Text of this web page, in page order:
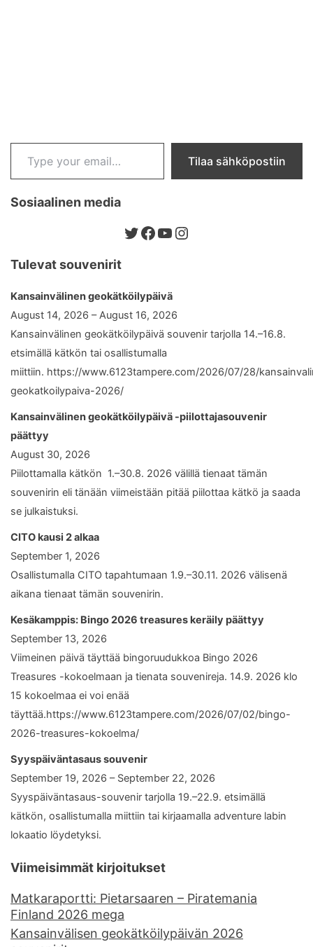
Type your email…
Tilaa sähköpostiin
Sosiaalinen media
Twitter
Facebook
YouTube
Instagram
Tulevat souvenirit
Kansainvälinen geokätköilypäivä
August 14, 2026 – August 16, 2026
Kansainvälinen geokätköilypäivä souvenir tarjolla 14.–16.8.
etsimällä kätkön tai osallistumalla
miittiin. https://www.6123tampere.com/2026/07/28/
geokatkoilypaiva-2026/
Kansainvälinen geokätköilypäivä -piilottajasouvenir
päättyy
August 30, 2026
Piilottamalla kätkön 1.–30.8. 2026 välillä tienaat tämän
souvenirin eli tänään viimeistään pitää piilottaa kätkö ja saada
se julkaistuksi.
CITO kausi 2 alkaa
September 1, 2026
Osallistumalla CITO tapahtumaan 1.9.–30.11. 2026 välisenä
aikana tienaat tämän souvenirin.
Kesäkamppis: Bingo 2026 treasures keräily päättyy
September 13, 2026
Viimeinen päivä täyttää bingoruudukkoa Bingo 2026
Treasures -kokoelmaan ja tienata souvenireja. 14.9. 2026 klo
15 kokoelmaa ei voi enää
täyttää.https://www.6123tampere.com/2026/07/02/bingo-
2026-treasures-kokoelma/
Syyspäiväntasaus souvenir
September 19, 2026 – September 22, 2026
Syyspäiväntasaus-souvenir tarjolla 19.–22.9. etsimällä
kätkön, osallistumalla miittiin tai kirjaamalla adventure labin
lokaatio löydetyksi.
Viimeisimmät kirjoitukset
Matkaraportti: Pietarsaaren – Piratemania
Finland 2026 mega
Kansainvälisen geokätköilypäivän 2026